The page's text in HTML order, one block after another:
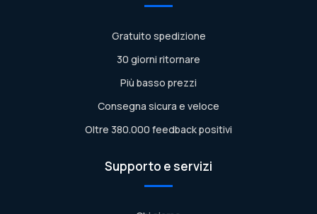
Gratuito spedizione
30 giorni ritornare
Più basso prezzi
Consegna sicura e veloce
Oltre 380.000 feedback positivi
Supporto e servizi